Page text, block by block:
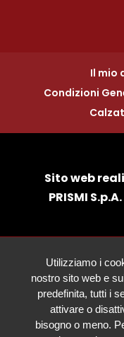
Il mio
Condizioni
Sito web
PRISMI S.p.A.
Utilizziamo i
nostro sito web e
predefinita, tutti i
attivare o
bisogno o meno.